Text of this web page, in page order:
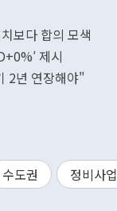
보다 합의 모색
제시
2년 연장해야"
수도권 정비사업